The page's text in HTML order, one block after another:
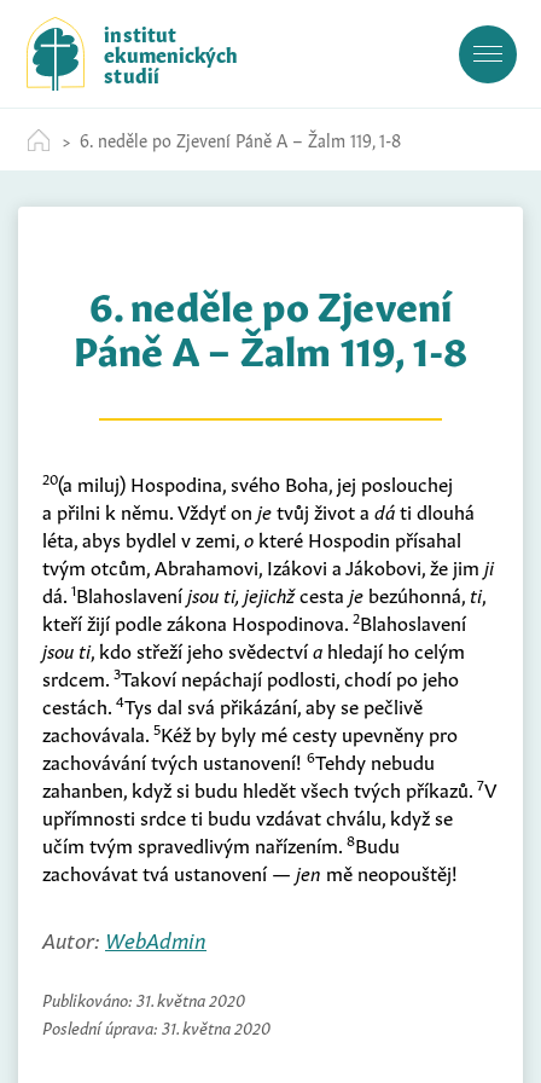
c
institut
ekumenických
studií
6. neděle po Zjevení Páně A – Žalm 119, 1-8
6. neděle po Zjevení
Páně A – Žalm 119, 1-8
20(a miluj) Hospodina, svého Boha, jej poslouchej
a přilni k němu. Vždyť on jetvůj život a dáti dlouhá
léta, abys bydlel v zemi,o které Hospodin přísahal
tvým otcům, Abrahamovi, Izákovi a Jákobovi, že jim ji
dá. 1Blahoslaveníjsou ti, jejichžcesta je bezúhonná, ti,
kteří žijí podle zákona Hospodinova. 2Blahoslavení
jsou ti, kdo střeží jeho svědectvía hledají ho celým
srdcem. 3Takoví nepáchají podlosti, chodí po jeho
cestách. 4Tys dal svá přikázání, aby se pečlivě
zachovávala. 5Kéž by byly mé cesty upevněny pro
zachovávání tvých ustanovení! 6Tehdy nebudu
zahanben, když si budu hledět všech tvých příkazů. 7V
upřímnosti srdce ti budu vzdávat chválu, když se
učím tvým spravedlivým nařízením. 8Budu
zachovávat tvá ustanovení — jen mě neopouštěj!
Autor: WebAdmin
Publikováno: 31. května 2020
Poslední úprava: 31. května 2020